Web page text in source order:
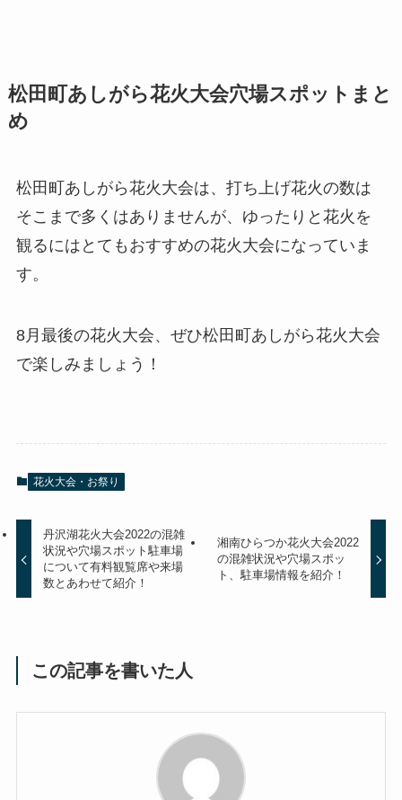
松田町あしがら花火大会穴場スポットまと
め
松田町あしがら花火大会は、打ち上げ花火の数は
そこまで多くはありませんが、ゆったりと花火を
観るにはとてもおすすめの花火大会になっていま
す。
8月最後の花火大会、ぜひ松田町あしがら花火大会
で楽しみましょう！
花火大会・お祭り
丹沢湖花火大会2022の混雑
状況や穴場スポット駐車場
について有料観覧席や来場
数とあわせて紹介！
湘南ひらつか花火大会2022
の混雑状況や穴場スポッ
ト、駐車場情報を紹介！
この記事を書いた人